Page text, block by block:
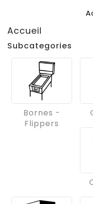
Accueil
Subcategories
Bornes -
Flippers